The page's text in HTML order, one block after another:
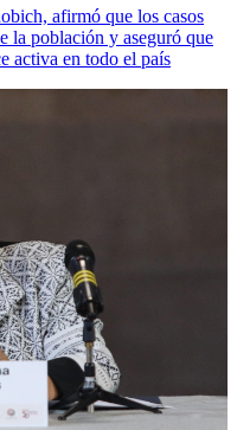
afirmó que los casos
la población y aseguró que
activa en todo el país